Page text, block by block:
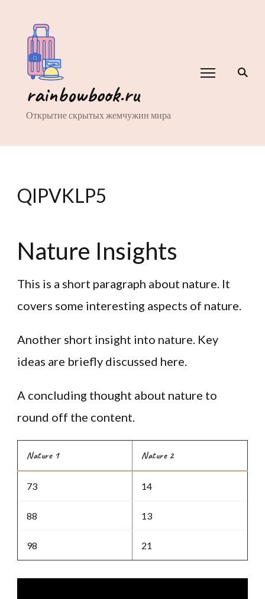
rainbowbook.ru
Открытие скрытых жемчужин мира
QIPVKLP5
Nature Insights
This is a short paragraph about nature. It
covers some interesting aspects of nature.
Another short insight into nature. Key
ideas are briefly discussed here.
A concluding thought about nature to
round off the content.
Nature 1 Nature 2
73 14
88 13
98 21